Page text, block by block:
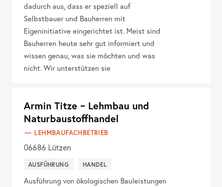
dadurch aus, dass er speziell auf
Selbstbauer und Bauherren mit
Eigeninitiative eingerichtet ist. Meist sind
Bauherren heute sehr gut informiert und
wissen genau, was sie möchten und was
nicht. Wir unterstützen sie
Armin Titze ~ Lehmbau und
Naturbaustoffhandel
LEHMBAUFACHBETRIEB
06686 Lützen
AUSFÜHRUNG HANDEL
Ausführung von ökologischen Bauleistungen